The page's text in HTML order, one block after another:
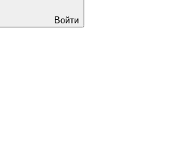
Войти